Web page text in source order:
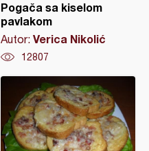
Pogača sa kiselom
pavlakom
Autor: Verica Nikolić
12807